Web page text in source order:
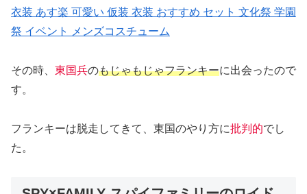
衣装 あす楽 可愛い 仮装 衣装 おすすめ セット 文化祭 学園
祭 イベント メンズコスチューム
その時、 東国兵のもじゃもじゃフランキーに出会ったので
す。
フランキーは脱走してきて、東国のやり方に批判的でし
た。